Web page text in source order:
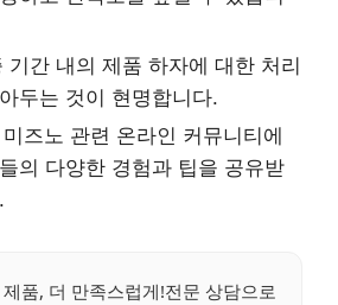
기간 내의 제품 하자에 대한 처리
두는 것이 현명합니다.
미즈노 관련 온라인 커뮤니티에
의 다양한 경험과 팁을 공유받
품, 더 만족스럽게!전문 상담으로